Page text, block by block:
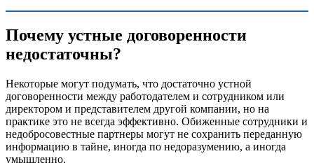
Почему устные договоренности
недостаточны?
Некоторые могут подумать, что достаточно устной
договоренности между работодателем и сотрудником или
директором и представителем другой компании, но на
практике это не всегда эффективно. Обиженные сотрудники и
недобросовестные партнеры могут не сохранить переданную
информацию в тайне, иногда по недоразумению, а иногда
умышленно.